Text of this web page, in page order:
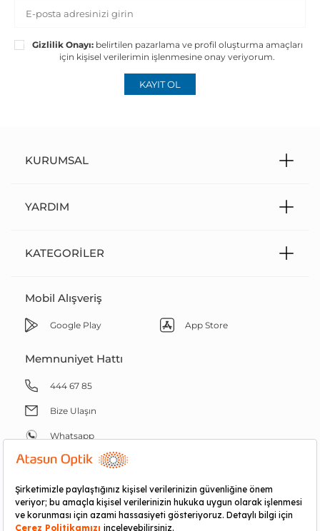
Gizlilik Onayı:belirtilen pazarlama ve profil oluşturma amaçları
için kişisel verilerimin işlenmesine onay veriyorum.
KAYIT OL
KURUMSAL
YARDIM
KATEGORILER
Mobil Alışveriş
Google Play App Store
Memnuniyet Hattı
444 67 85
Bize Ulaşın
Whatsapp